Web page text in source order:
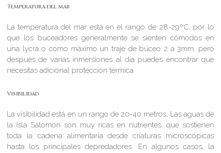
Temperatura del mar
La temperatura del mar está en el rango de 28-29ºC, por lo
que los buceadores generalmente se sienten cómodos en
una lycra o como máximo un traje de buceo 2 a 3mm, pero
después de varias inmersiones al día puedes encontrar que
necesitas adicional protección térmica.
Visibilidad
La visibilidad está en un rango de 20-40 metros. Las aguas de
la Isla Salomón son muy ricas en nutrientes, que sostienen
toda la cadena alimentaria desde criaturas microscópicas
hasta los principales depredadores. En algunos casos, la